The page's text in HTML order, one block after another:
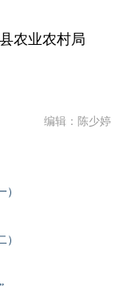
农业农村局
编辑：陈少婷